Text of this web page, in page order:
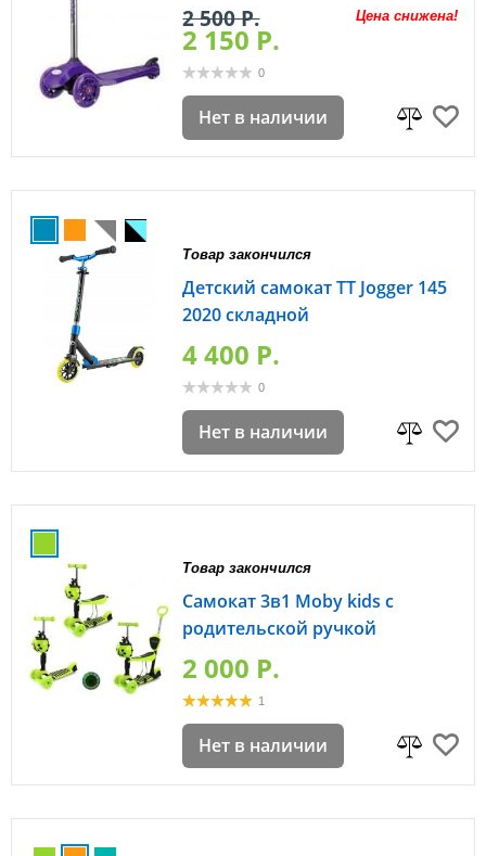
Цена снижена!
2 500 P.
2 150 P.
0
Нет в наличии
Товар закончился
Детский самокат TT Jogger 145
2020 складной
4 400 P.
0
Нет в наличии
Товар закончился
Самокат 3в1 Moby kids с
родительской ручкой
2 000 P.
1
Нет в наличии